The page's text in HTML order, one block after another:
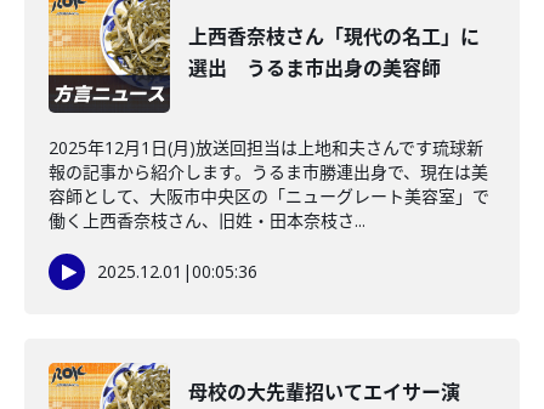
上西香奈枝さん「現代の名工」に
選出 うるま市出身の美容師
2025年12月1日(月)放送回担当は上地和夫さんです琉球新
報の記事から紹介します。うるま市勝連出身で、現在は美
容師として、大阪市中央区の「ニューグレート美容室」で
働く上西香奈枝さん、旧姓・田本奈枝さ...
2025.12.01 |00:05:36
母校の大先輩招いてエイサー演